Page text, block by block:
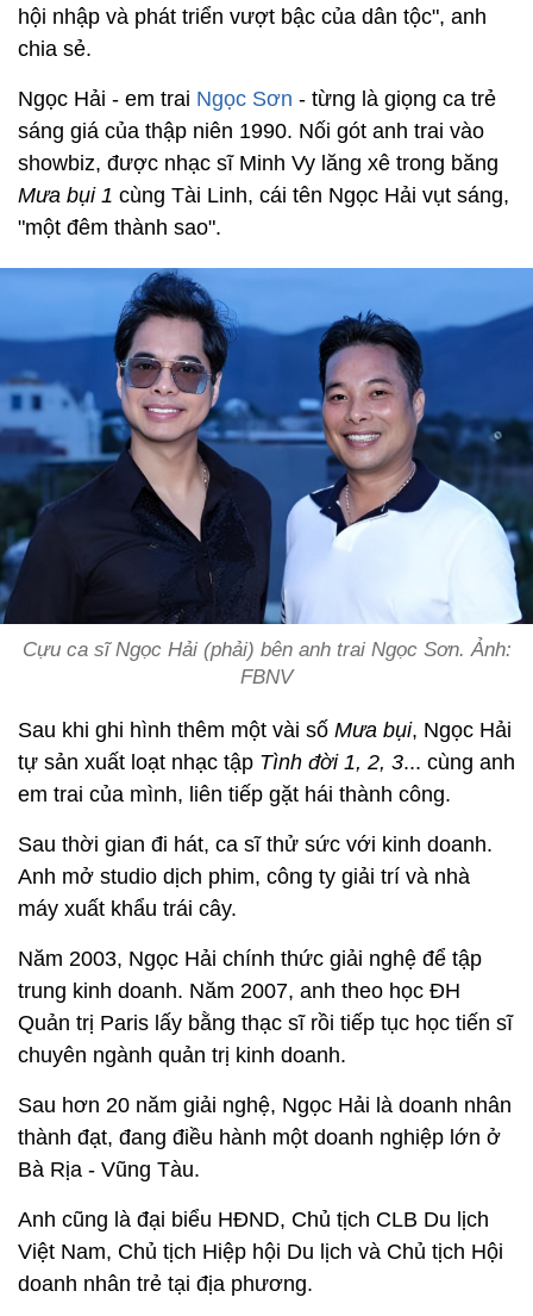
hội nhập và phát triển vượt bậc của dân tộc", anh
chia sẻ.
Ngọc Hải - em trai Ngọc Sơn - từng là giọng ca trẻ
sáng giá của thập niên 1990. Nối gót anh trai vào
showbiz, được nhạc sĩ Minh Vy lăng xê trong băng
Mưa bụi 1 cùng Tài Linh, cái tên Ngọc Hải vụt sáng,
"một đêm thành sao".
Cựu ca sĩ Ngọc Hải (phải) bên anh trai Ngọc Sơn. Ảnh:
FBNV
Sau khi ghi hình thêm một vài số Mưa bụi, Ngọc Hải
tự sản xuất loạt nhạc tập Tình đời 1, 2, 3... cùng anh
em trai của mình, liên tiếp gặt hái thành công.
Sau thời gian đi hát, ca sĩ thử sức với kinh doanh.
Anh mở studio dịch phim, công ty giải trí và nhà
máy xuất khẩu trái cây.
Năm 2003, Ngọc Hải chính thức giải nghệ để tập
trung kinh doanh. Năm 2007, anh theo học ĐH
Quản trị Paris lấy bằng thạc sĩ rồi tiếp tục học tiến sĩ
chuyên ngành quản trị kinh doanh.
Sau hơn 20 năm giải nghệ, Ngọc Hải là doanh nhân
thành đạt, đang điều hành một doanh nghiệp lớn ở
Bà Rịa - Vũng Tàu.
Anh cũng là đại biểu HĐND, Chủ tịch CLB Du lịch
Việt Nam, Chủ tịch Hiệp hội Du lịch và Chủ tịch Hội
doanh nhân trẻ tại địa phương.